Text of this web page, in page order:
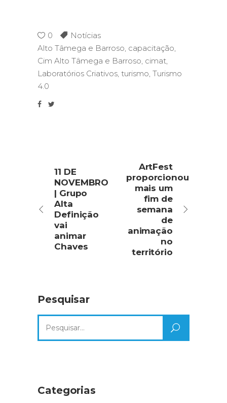
0
Notícias
Alto Tâmega e Barroso, capacitação,
Cim Alto Tâmega e Barroso, cimat,
Laboratórios Criativos, turismo, Turismo
4.0
11 DE
NOVEMBRO
| Grupo
Alta
Definição
vai
animar
Chaves
ArtFest
proporcionou
mais um
fim de
semana
de
animação
no
território
Pesquisar
for:
Categorias